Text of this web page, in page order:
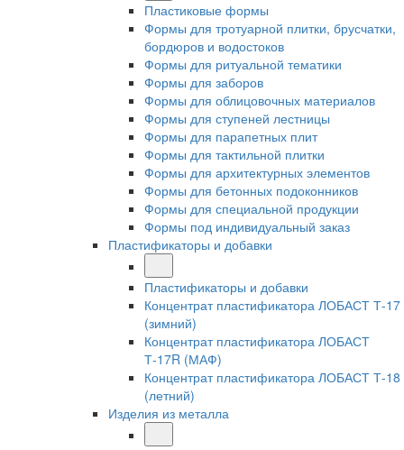
Пластиковые формы
Формы для тротуарной плитки, брусчатки,
бордюров и водостоков
Формы для ритуальной тематики
Формы для заборов
Формы для облицовочных материалов
Формы для ступеней лестницы
Формы для парапетных плит
Формы для тактильной плитки
Формы для архитектурных элементов
Формы для бетонных подоконников
Формы для специальной продукции
Формы под индивидуальный заказ
Пластификаторы и добавки
Пластификаторы и добавки
Концентрат пластификатора ЛОБАСТ Т-17
(зимний)
Концентрат пластификатора ЛОБАСТ
Т-17R (МАФ)
Концентрат пластификатора ЛОБАСТ Т-18
(летний)
Изделия из металла